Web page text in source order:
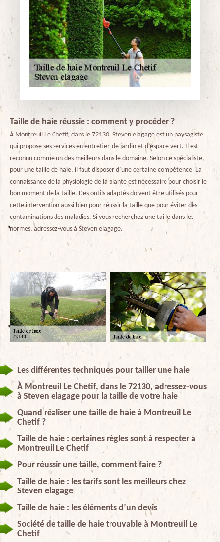
Taille de haie réussie : comment y procéder ?
À Montreuil Le Chetif, dans le 72130, Steven elagage est un paysagiste
qui propose ses services en entretien de jardin et d’espace vert. Il est
reconnu comme un des meilleurs dans le domaine. Selon ce spécialiste,
pour une taille de haie, il faut disposer d’une certaine compétence. La
connaissance de la physiologie de la plante est nécessaire pour choisir le
bon moment de la taille. Des outils adaptés doivent être utilisés pour
cette intervention aussi bien pour réussir la taille que pour éviter des
contaminations des maladies. Si vous recherchez une taille dans les
normes, adressez-vous à Steven elagage.
Les différentes techniques pour tailler une haie
À Montreuil Le Chetif, dans le 72130, adressez-vous
à Steven elagage pour la taille de votre haie
Quand réaliser une taille de haie à Montreuil Le
Chetif ?
Taille de haie : certaines règles sont à respecter à
Montreuil Le Chetif
Pour réussir une taille, comment faire ?
Taille de haie : les tarifs sont les meilleurs chez
Steven elagage
Taille de haie : les éléments d’un devis
Société de taille de haie trouvable à Montreuil Le
Chetif